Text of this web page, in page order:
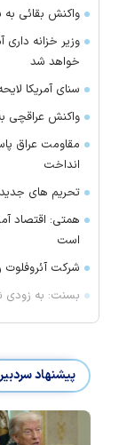
واکنش بقائی
وزیر خزانه
خواهد شد
سنای آمریکا
واکنش عراقچی
مقاومت عراق
انداخت
تحریم های جدید
همتی: اقتصاد
است
شرکت آئروفلوت
بسنت: به زودی
پیشنهاد سردبیر